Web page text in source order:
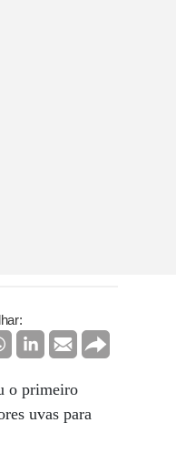
o primeiro
uvas para